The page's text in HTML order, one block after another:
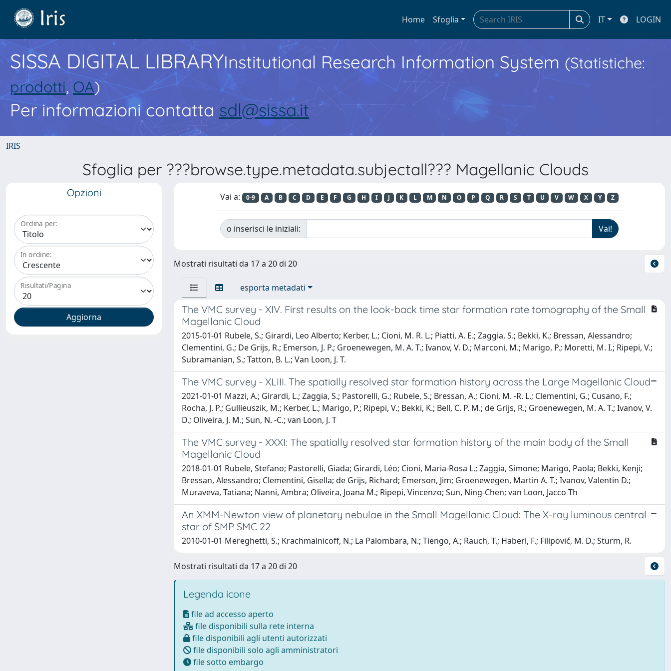
Home Sfoglia IT LOGIN
SISSA DIGITAL LIBRARYInstitutional Research Information System (Statistiche:
prodotti, OA)
Per informazioni contatta sdl@sissa.it
IRIS
Sfoglia per ???browse.type.metadata.subjectall??? Magellanic Clouds
Opzioni
Ordina per:
In ordine:
Risultati/Pagina
Vai a: 0-9 A B C D E F G H I J K L M N O P Q R S T U V W X Y Z
o inserisci le iniziali:
Mostrati risultati da 17 a 20 di 20
esporta metadati
The VMC survey - XIV. First results on the look-back time star formation rate tomography of the Small
Magellanic Cloud
2015-01-01 Rubele, S.; Girardi, Leo Alberto; Kerber, L.; Cioni, M. R. L.; Piatti, A. E.; Zaggia, S.; Bekki, K.; Bressan, Alessandro;
Clementini, G.; De Grijs, R.; Emerson, J. P.; Groenewegen, M. A. T.; Ivanov, V. D.; Marconi, M.; Marigo, P.; Moretti, M. I.; Ripepi, V.;
Subramanian, S.; Tatton, B. L.; Van Loon, J. T.
The VMC survey - XLIII. The spatially resolved star formation history across the Large Magellanic Cloud
2021-01-01 Mazzi, A.; Girardi, L.; Zaggia, S.; Pastorelli, G.; Rubele, S.; Bressan, A.; Cioni, M. -R. L.; Clementini, G.; Cusano, F.;
Rocha, J. P.; Gullieuszik, M.; Kerber, L.; Marigo, P.; Ripepi, V.; Bekki, K.; Bell, C. P. M.; de Grijs, R.; Groenewegen, M. A. T.; Ivanov, V.
D.; Oliveira, J. M.; Sun, N. -C.; van Loon, J. T
The VMC survey - XXXI: The spatially resolved star formation history of the main body of the Small
Magellanic Cloud
2018-01-01 Rubele, Stefano; Pastorelli, Giada; Girardi, Léo; Cioni, Maria-Rosa L.; Zaggia, Simone; Marigo, Paola; Bekki, Kenji;
Bressan, Alessandro; Clementini, Gisella; de Grijs, Richard; Emerson, Jim; Groenewegen, Martin A. T.; Ivanov, Valentin D.;
Muraveva, Tatiana; Nanni, Ambra; Oliveira, Joana M.; Ripepi, Vincenzo; Sun, Ning-Chen; van Loon, Jacco Th
An XMM-Newton view of planetary nebulae in the Small Magellanic Cloud: The X-ray luminous central
star of SMP SMC 22
2010-01-01 Mereghetti, S.; Krachmalnicoff, N.; La Palombara, N.; Tiengo, A.; Rauch, T.; Haberl, F.; Filipović, M. D.; Sturm, R.
Mostrati risultati da 17 a 20 di 20
Legenda icone
file ad accesso aperto
file disponibili sulla rete interna
file disponibili agli utenti autorizzati
file disponibili solo agli amministratori
file sotto embargo